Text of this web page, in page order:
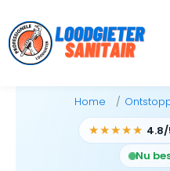
to
content
Home
★★★★★
Nu